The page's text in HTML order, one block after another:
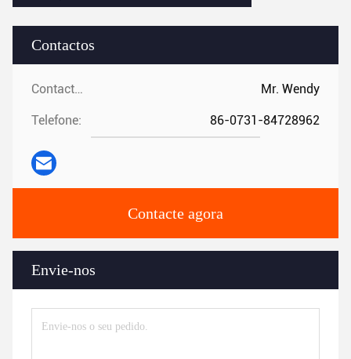
Contactos
Contactos: Mr. Wendy
Telefone: 86-0731-84728962
Contacte agora
Envie-nos